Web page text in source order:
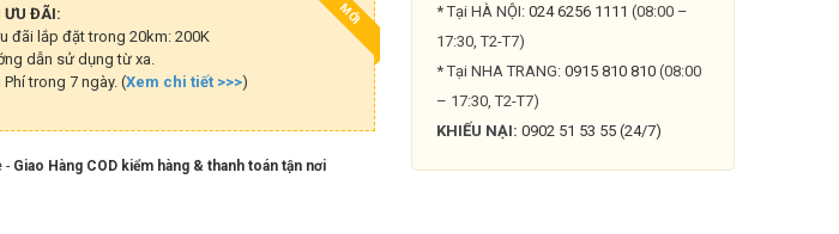
MỚI
ƯU ĐÃI:
đãi lắp đặt trong 20km: 200K
dẫn sử dụng từ xa.
trong 7 ngày. (Xem chi tiết >>>)
- Giao Hàng COD kiểm hàng & thanh toán tận nơi
* Tại HÀ NỘI: 024 6256 1111 (08:00 –
17:30, T2-T7)
* Tại NHA TRANG: 0915 810 810 (08:00
– 17:30, T2-T7)
KHIẾU NẠI: 0902 51 53 55 (24/7)